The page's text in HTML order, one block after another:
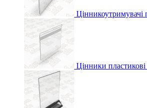
Цінникоутримувачі
Цінники пластикові